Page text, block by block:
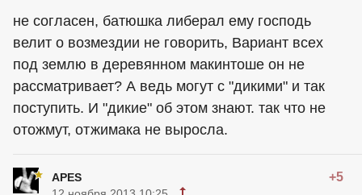
не согласен, батюшка либерал ему господь
велит о возмездии не говорить, Вариант всех
под землю в деревянном макинтоше он не
рассматривает? А ведь могут с "дикими" и так
поступить. И "дикие" об этом знают. так что не
отожмут, отжимака не выросла.
APES +5